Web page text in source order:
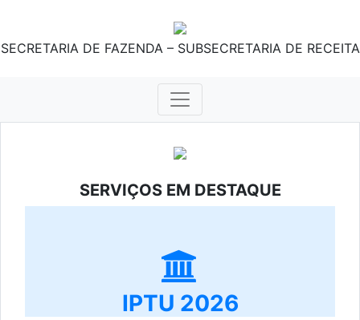
SECRETARIA DE FAZENDA – SUBSECRETARIA DE RECEITA
SERVIÇOS EM DESTAQUE
IPTU 2026